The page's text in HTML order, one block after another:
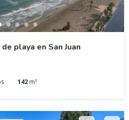
playa en San Juan
142 m²